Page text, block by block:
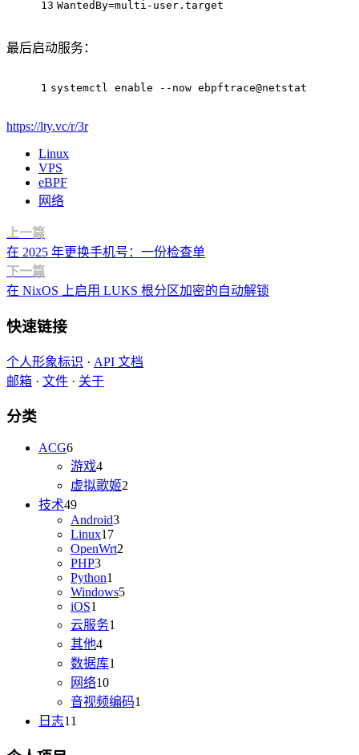
13 WantedBy=multi-user.target
最后启动服务：
1 systemctl enable --now ebpftrace@netstat
https://lty.vc/r/3r
Linux
VPS
eBPF
网络
上一篇
在 2025 年更换手机号：一份检查单
下一篇
在 NixOS 上启用 LUKS 根分区加密的自动解锁
快速链接
个人形象标识 · API 文档
邮箱 · 文件 · 关于
分类
ACG6
游戏4
虚拟歌姬2
技术49
Android3
Linux17
OpenWrt2
PHP3
Python1
Windows5
iOS1
云服务1
其他4
数据库1
网络10
音视频编码1
日志11